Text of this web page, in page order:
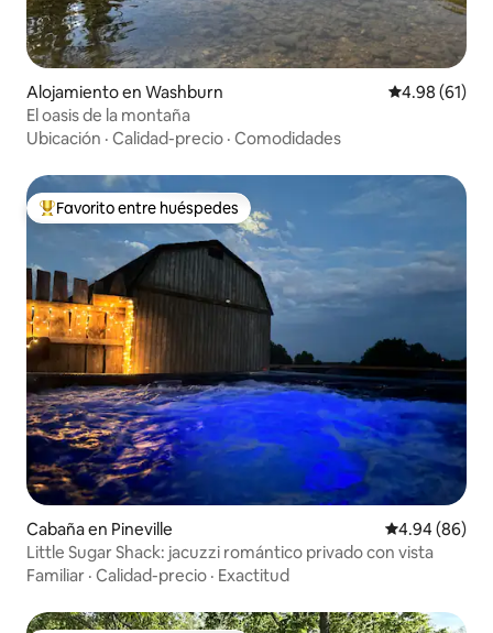
Alojamiento en Washburn Calificación
4.98 (61)
El oasis de la montaña
Ubicación · Calidad-precio · Comodidades
Favorito entre huéspedes preferido
Favorito entre huéspedes
Cabaña en Pineville Calificación
4.94 (86)
Little Sugar Shack: jacuzzi romántico privado con vista
Familiar · Calidad-precio · Exactitud